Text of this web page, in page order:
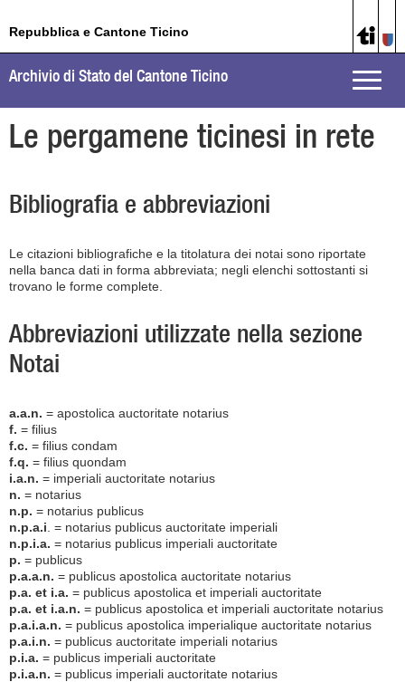
Repubblica e Cantone Ticino
Toggle
Archivio di Stato del Cantone Ticino
Le pergamene ticinesi in rete
Bibliografia e abbreviazioni
Le citazioni bibliografiche e la titolatura dei notai sono riportate
nella banca dati in forma abbreviata; negli elenchi sottostanti si
trovano le forme complete.
Abbreviazioni utilizzate nella sezione
Notai
a.a.n. = apostolica auctoritate notarius
f. = filius
f.c. = filius condam
f.q. = filius quondam
i.a.n. = imperiali auctoritate notarius
n. = notarius
n.p. = notarius publicus
n.p.a.i . = notarius publicus auctoritate imperiali
n.p.i.a. = notarius publicus imperiali auctoritate
p. = publicus
p.a.a.n. = publicus apostolica auctoritate notarius
p.a. et i.a. = publicus apostolica et imperiali auctoritate
p.a. et i.a.n. = publicus apostolica et imperiali auctoritate notarius
p.a.i.a.n. = publicus apostolica imperialique auctoritate notarius
p.a.i.n. = publicus auctoritate imperiali notarius
p.i.a. = publicus imperiali auctoritate
p.i.a.n. = publicus imperiali auctoritate notarius